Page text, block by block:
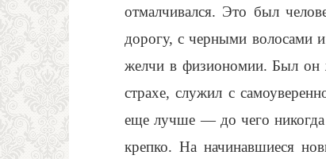
отмалчивался. Это был
дорогу, с черными волосами
желчи в физиономии. Был он
страхе, служил с
еще лучше — до чего никогда
крепко. На начинавшиеся